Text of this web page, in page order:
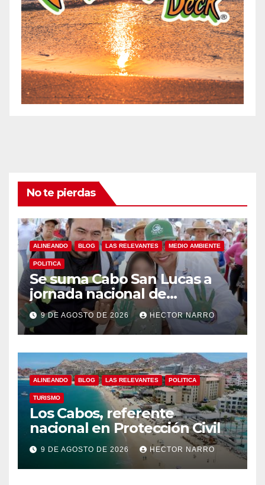
No te pierdas
ALINEANDO BLOG LAS RELEVANTES MEDIO AMBIENTE
POLITICA
Se suma Cabo San Lucas a
jornada nacional de
reforestación
9 DE AGOSTO DE 2026 HECTOR NARRO
ALINEANDO BLOG LAS RELEVANTES POLITICA
TURISMO
Los Cabos, referente
nacional en Protección Civil
9 DE AGOSTO DE 2026 HECTOR NARRO